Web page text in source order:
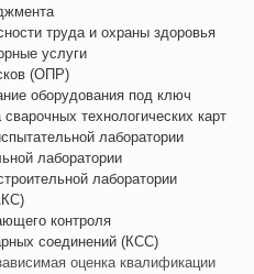
труда и охраны здоровья
услуги
(ОПР)
оборудования под ключ
технологических карт
лаборатории
лаборатории
лаборатории
контроля
соединений (КСС)
оценка квалификации